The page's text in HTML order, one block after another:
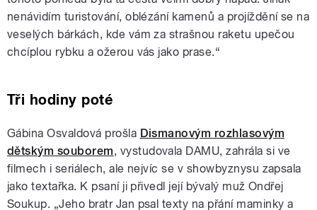
nenávidím turistování, oblézání kamenů a projíždění se na
veselých bárkách, kde vám za strašnou raketu upečou
chcíplou rybku a ožerou vás jako prase.“
Tři hodiny poté
Gábina Osvaldová prošla Dismanovým rozhlasovým
dětským souborem, vystudovala DAMU, zahrála si ve
filmech i seriálech, ale nejvíc se v showbyznysu zapsala
jako textařka. K psaní ji přivedl její bývalý muž Ondřej
Soukup. „Jeho bratr Jan psal texty na přání maminky a